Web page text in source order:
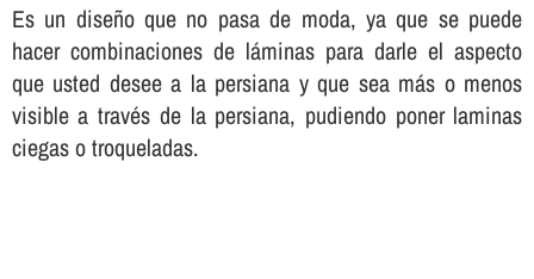
Es un diseño que no pasa de moda, ya que se puede
hacer combinaciones de láminas para darle el aspecto
que usted desee a la persiana y que sea más o menos
visible a través de la persiana, pudiendo poner laminas
ciegas o troqueladas.